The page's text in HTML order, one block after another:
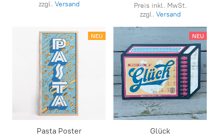
zzgl. Versand
Preis inkl. MwSt.
zzgl. Versand
NEU
Pasta Poster
NEU
Glück